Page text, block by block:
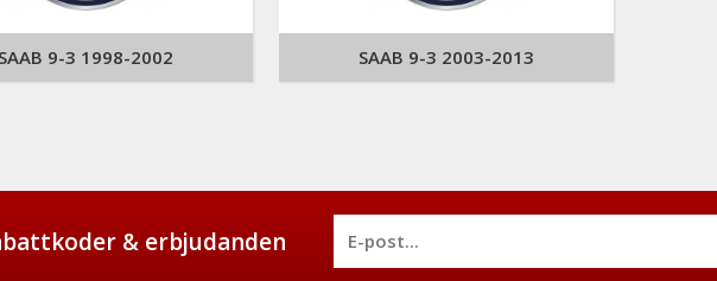
SAAB 9-3 1998-2002 SAAB 9-3 2003-2013
& erbjudanden